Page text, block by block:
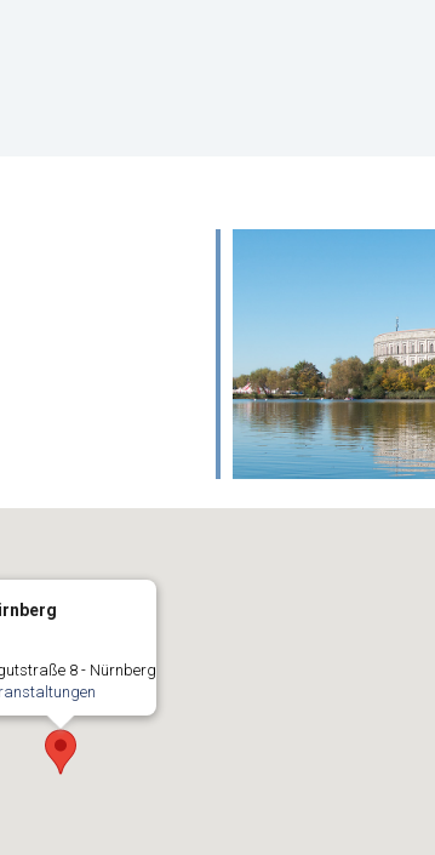
Office 365
8 - Nürnberg